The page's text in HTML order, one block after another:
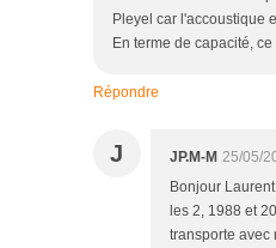
Pleyel car l'accoustique
En terme de capacité,
Répondre
J JP.M-M 25/05/
Bonjour
les 2, 1988 et
transporte avec